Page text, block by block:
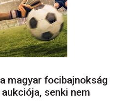
magyar focibajnokság
senki nem